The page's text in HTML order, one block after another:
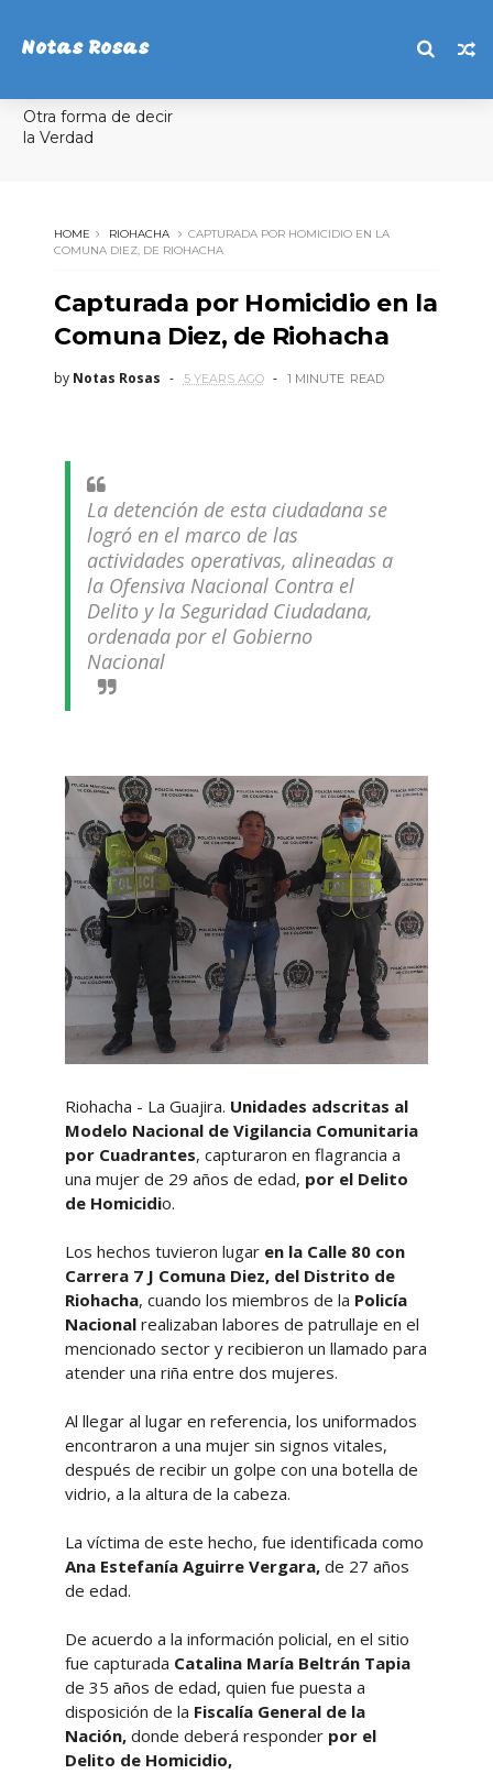
Notas Rosas
Otra forma de decir
la Verdad
HOME RIOHACHA
CAPTURADA POR HOMICIDIO EN LA
COMUNA DIEZ, DE RIOHACHA
Capturada por Homicidio en la
Comuna Diez, de Riohacha
by Notas Rosas 5 YEARS AGO 1 MINUTE READ
La detención de esta ciudadana se
logró en el marco de las
actividades operativas, alineadas a
la Ofensiva Nacional Contra el
Delito y la Seguridad Ciudadana,
ordenada por el Gobierno
Nacional
Riohacha - La Guajira. Unidades adscritas al
Modelo Nacional de Vigilancia Comunitaria
por Cuadrantes, capturaron en flagrancia a
una mujer de 29 años de edad, por el Delito
de Homicidio.
Los hechos tuvieron lugar en la Calle 80 con
Carrera 7 J Comuna Diez, del Distrito de
Riohacha, cuando los miembros de la Policía
Nacionalrealizaban labores de patrullaje en el
mencionado sector y recibieron un llamado para
atender una riña entre dos mujeres.
Al llegar al lugar en referencia, los uniformados
encontraron a una mujer sin signos vitales,
después de recibir un golpe con una botella de
vidrio, a la altura de la cabeza.
La víctima de este hecho, fue identificada como
Ana Estefanía Aguirre Vergara, de 27 años
de edad.
De acuerdo a la información policial, en el sitio
fue capturada Catalina María Beltrán Tapia
de 35 años de edad, quien fue puesta a
disposición de la Fiscalía General de la
Nación,donde deberá responder por el
Delito de Homicidio,